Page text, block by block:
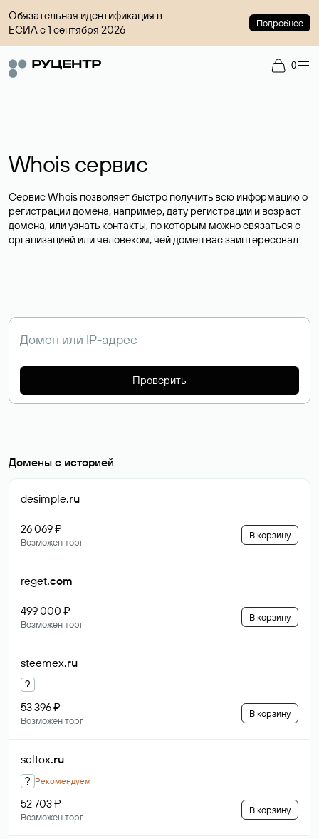
Обязательная идентификация в
ЕСИА с 1 сентября 2026
Подробнее
0
Whois сервис
Сервис Whois позволяет быстро получить всю информацию о
регистрации домена, например, дату регистрации и возраст
домена, или узнать контакты, по которым можно связаться с
организацией или человеком, чей домен вас заинтересовал.
Проверить
Домены с историей
desimple.ru
26 069 ₽
Возможен торг
В корзину
reget.com
499 000 ₽
Возможен торг
В корзину
steemex.ru
?
53 396 ₽
Возможен торг
В корзину
seltox.ru
? Рекомендуем
52 703 ₽
Возможен торг
В корзину